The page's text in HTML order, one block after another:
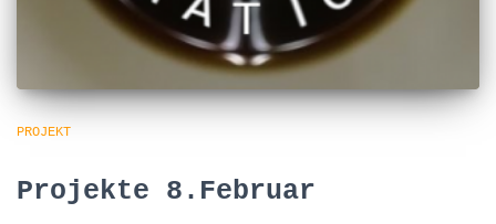
PROJEKT
Projekte 8.Februar